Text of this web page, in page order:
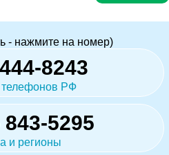
- нажмите на номер)
8243
РФ
843-5295
и регионы